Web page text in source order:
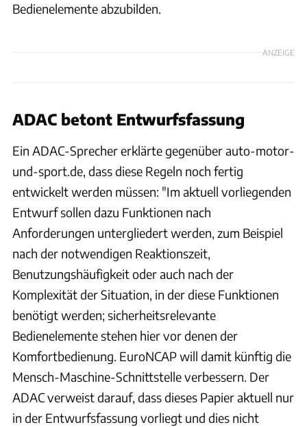
Bedienelemente abzubilden.
ANZEIGE
ADAC betont Entwurfsfassung
Ein ADAC-Sprecher erklärte gegenüber auto-motor-
und-sport.de, dass diese Regeln noch fertig
entwickelt werden müssen: "Im aktuell vorliegenden
Entwurf sollen dazu Funktionen nach
Anforderungen untergliedert werden, zum Beispiel
nach der notwendigen Reaktionszeit,
Benutzungshäufigkeit oder auch nach der
Komplexität der Situation, in der diese Funktionen
benötigt werden; sicherheitsrelevante
Bedienelemente stehen hier vor denen der
Komfortbedienung. EuroNCAP will damit künftig die
Mensch-Maschine-Schnittstelle verbessern. Der
ADAC verweist darauf, dass dieses Papier aktuell nur
in der Entwurfsfassung vorliegt und dies nicht